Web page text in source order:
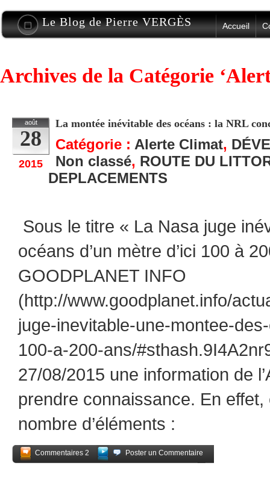
Le Blog de Pierre VERGÈS Accueil
Archives de la Catégorie
août
28
2015
La montée inévitable des océans : la NRL
Catégorie : Alerte Climat,
Non classé, ROUTE DU
DEPLACEMENTS
Sous le titre « La Nasa juge
océans d’un mètre d’ici 100 à
GOODPLANET INFO
(http://www.goodplanet.info/
juge-inevitable-une-montee-
100-a-200-ans/
27/08/2015 une information de
prendre connaissance. En
nombre d’éléments :
Commentaires 2
Poster un Commentaire